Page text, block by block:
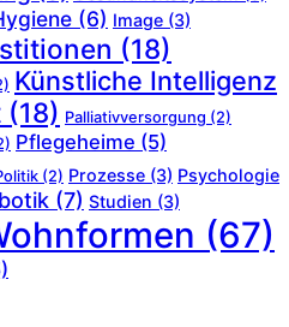
(6) Image (3)
(18)
Künstliche Intelligenz
(18) Palliativversorgung (2)
Pflegeheime (5)
(2) Prozesse (3) Psychologie
(7) Studien (3)
(67)